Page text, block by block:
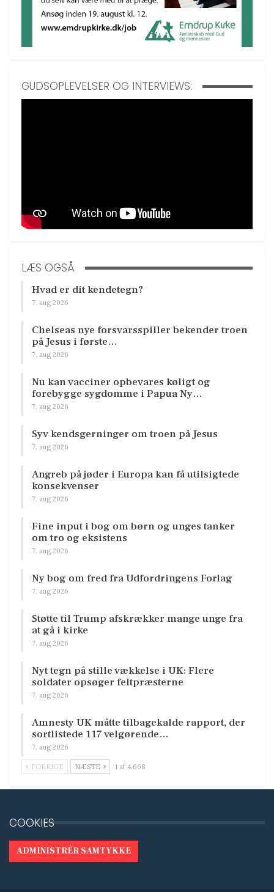
GUDSOPLEVELSER OG INTERVIEWS:
LÆS OGSÅ
Hvad er dit kendetegn?
7. aug 2026
Chelseas nye forsvarsspiller bekender troen
på Jesus i første…
7. aug 2026
Nu kan vacciner opbevares køligt og
forebygge sygdomme i Papua Ny…
7. aug 2026
Syv kendsgerninger om troen på Jesus
7. aug 2026
Angreb på jøder i Europa kan få utilsigtede
konsekvenser
7. aug 2026
Fine input i bog om børn og unges tanker
om tro og eksistens
7. aug 2026
Ny bog om fred fra Udfordringens Forlag
7. aug 2026
Støtte til Trump afskrækker mange unge fra
at gå i kirke
7. aug 2026
Nyt tegn på stille vækkelse i UK: Flere
soldater opsøger feltpræsterne
7. aug 2026
Amnesty UK måtte tilbagekalde rapport, der
sortlistede 117 velgørende…
7. aug 2026
FORRIGE NÆSTE 1 af 4.668
COOKIES
ADMINISTRÉR SAMTYKKE